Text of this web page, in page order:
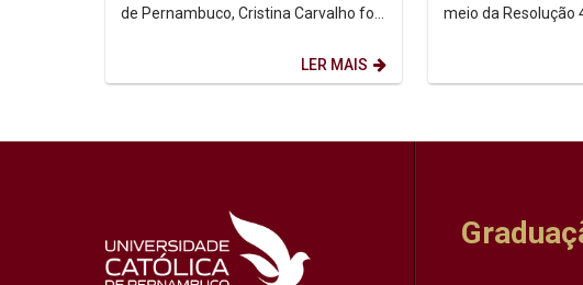
de Pernambuco, Cristina Carvalho foi
LER MAIS
meio da Resolução
de agosto) firma-